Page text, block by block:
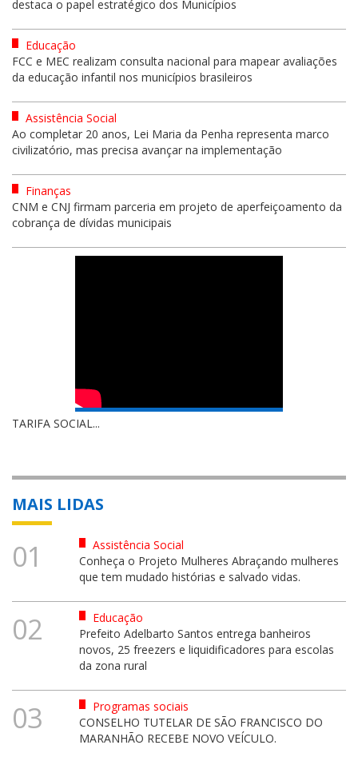
destaca o papel estratégico dos Municípios
Educação
FCC e MEC realizam consulta nacional para mapear avaliações
da educação infantil nos municípios brasileiros
Assistência Social
Ao completar 20 anos, Lei Maria da Penha representa marco
civilizatório, mas precisa avançar na implementação
Finanças
CNM e CNJ firmam parceria em projeto de aperfeiçoamento da
cobrança de dívidas municipais
TARIFA SOCIAL...
MAIS LIDAS
01
Assistência Social
Conheça o Projeto Mulheres Abraçando mulheres
que tem mudado histórias e salvado vidas.
02
Educação
Prefeito Adelbarto Santos entrega banheiros
novos, 25 freezers e liquidificadores para escolas
da zona rural
03
Programas sociais
CONSELHO TUTELAR DE SÃO FRANCISCO DO
MARANHÃO RECEBE NOVO VEÍCULO.